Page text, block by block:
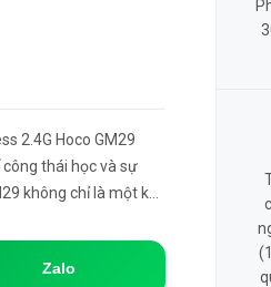
2.4G Hoco GM29
thái học và sự
không chỉ là một kỳ
Zalo